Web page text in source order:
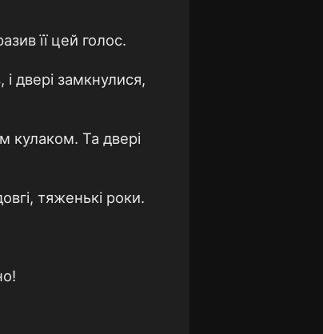
її цей голос.
двері замкнулися,
кулаком. Та двері
тяженькі роки.